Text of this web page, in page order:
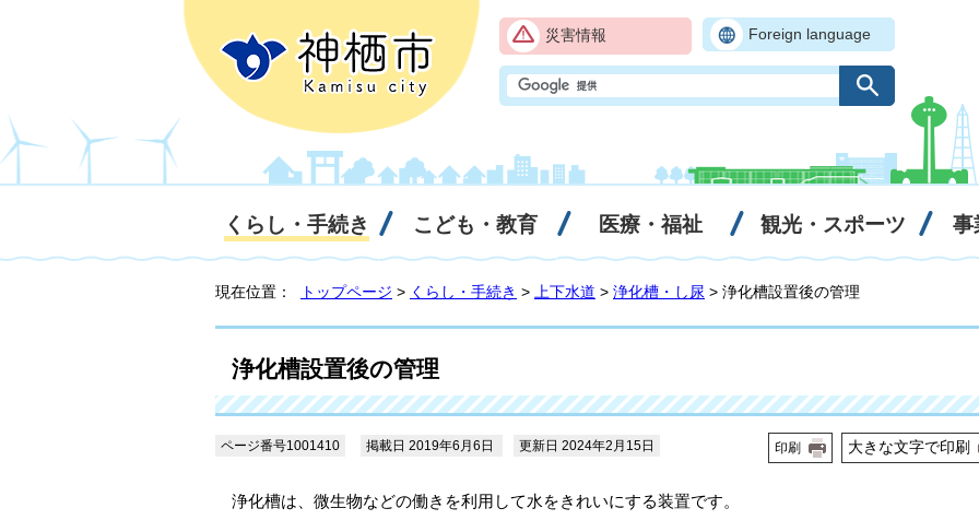
災害情報 Foreign language
くらし・手続き こども・教育 医療・福祉 観光・スポーツ 事
現在位置： トップページ > くらし・手続き > 上下水道 > 浄化槽・し尿 > 浄化槽設置後の管理
浄化槽設置後の管理
ページ番号1001410 掲載日 2019年6月6日 更新日 2024年2月15日 印刷 大きな文字で印刷
浄化槽は、微生物などの働きを利用して水をきれいにする装置です。